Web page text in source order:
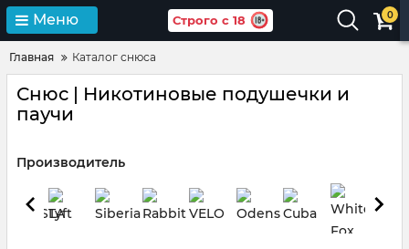
Меню Строго с 18 0
Главная Каталог снюса
Снюс | Никотиновые подушечки и
паучи
Производитель